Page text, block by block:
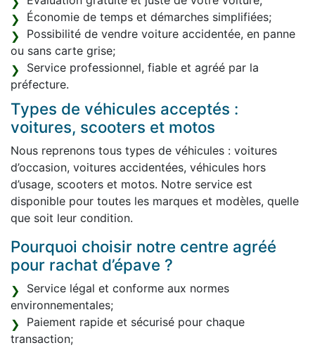
Économie de temps et démarches simplifiées;
Possibilité de vendre voiture accidentée, en panne
ou sans carte grise;
Service professionnel, fiable et agréé par la
préfecture.
Types de véhicules acceptés :
voitures, scooters et motos
Nous reprenons tous types de véhicules : voitures
d’occasion, voitures accidentées, véhicules hors
d’usage, scooters et motos. Notre service est
disponible pour toutes les marques et modèles, quelle
que soit leur condition.
Pourquoi choisir notre centre agréé
pour rachat d’épave ?
Service légal et conforme aux normes
environnementales;
Paiement rapide et sécurisé pour chaque
transaction;